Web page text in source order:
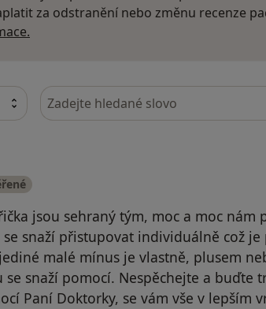
za odstranění nebo změnu recenze
Hledejte v názorech
jsou sehraný tým, moc a moc nám
snaží přistupovat individuálně což je
malé mínus je vlastně, plusem
se snaží pomocí. Nespěchejte a buďte
Paní Doktorky, se vám vše v lepším